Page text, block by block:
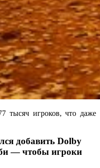
тысяч игроков, что даже
добавить Dolby
— чтобы игроки